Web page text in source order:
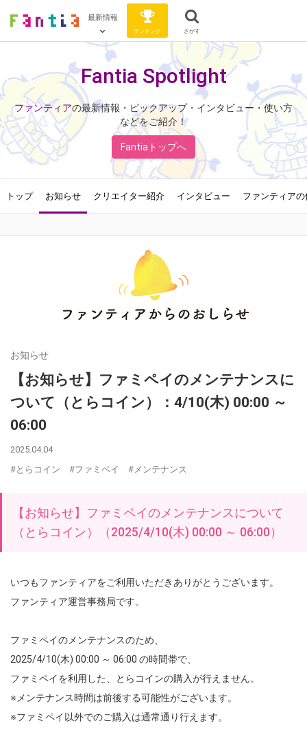
最新情報
ランキング さがす
Fantia Spotlight
ファンティアの最新情報・ピックアップ・インタビュー・使い方
などをご紹介！
Fantiaトップへ
トップ お知らせ クリエイター紹介 インタビュー ファンティア
お知らせ
【お知らせ】ファミペイのメンテナンスに
ついて（とらコイン）：4/10(木) 00:00 ～
06:00
2025.04.04
#とらコイン
#ファミペイ #メンテナンス
【お知らせ】ファミペイのメンテナンスについて
（とらコイン）（2025/4/10(木) 00:00 ～ 06:00）
いつもファンティアをご利用いただきありがとうございます。
ファンティア運営事務局です。
ファミペイのメンテナンスのため、
2025/4/10(木) 00:00 ～ 06:00 の時間帯で、
ファミペイを利用した、とらコインの購入が行えません。
※メンテナンス時間は前後する可能性がございます。
※ファミペイ以外でのご購入は通常通り行えます。